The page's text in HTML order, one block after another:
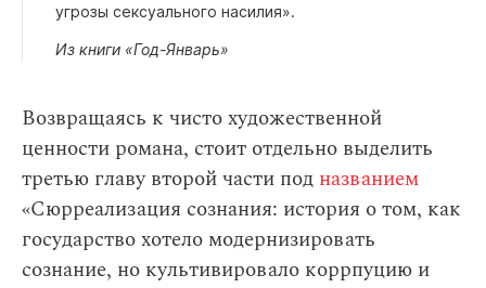
угрозы сексуального насилия».
Из книги «Год-Январь»
Возвращаясь к чисто художественной
ценности романа, стоит отдельно выделить
третью главу второй части под названием
«Сюрреализация сознания: история о том, как
государство хотело модернизировать
сознание, но культивировало коррпуцию и